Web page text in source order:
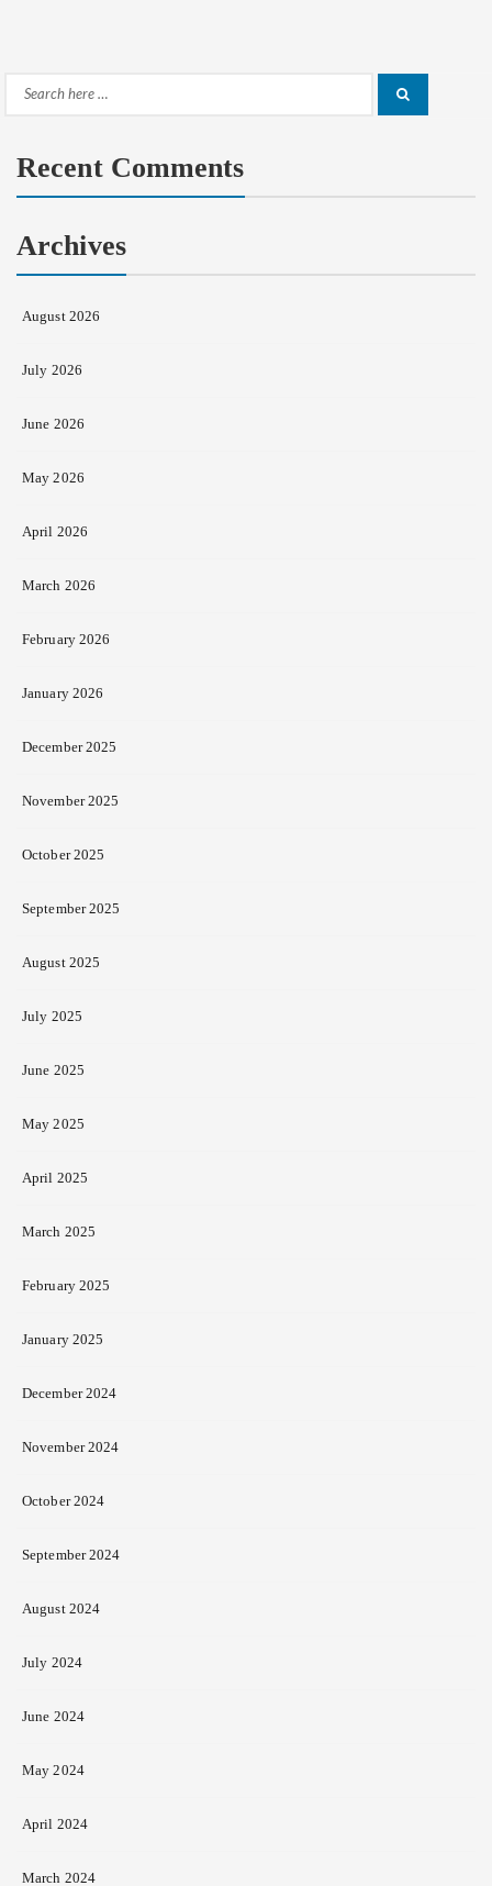
Search
Recent Comments
Archives
August 2026
July 2026
June 2026
May 2026
April 2026
March 2026
February 2026
January 2026
December 2025
November 2025
October 2025
September 2025
August 2025
July 2025
June 2025
May 2025
April 2025
March 2025
February 2025
January 2025
December 2024
November 2024
October 2024
September 2024
August 2024
July 2024
June 2024
May 2024
April 2024
March 2024